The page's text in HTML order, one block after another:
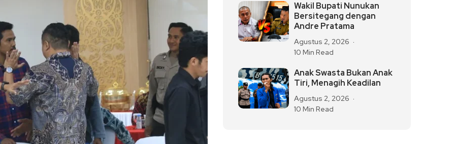
Wakil Bupati Nunukan
Bersitegang dengan
Andre Pratama
Agustus 2, 2026
10 Min Read
Anak Swasta Bukan Anak
Tiri, Menagih Keadilan
Agustus 2, 2026
10 Min Read